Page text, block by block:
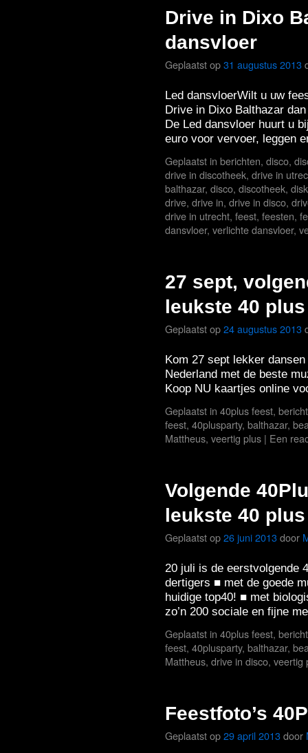
Drive in Dixo
dansvloer
Geplaatst op31 augustus 2013
Led dansvloerWilt u uw
Drive in Dixo Balthazar
De Led dansvloer huurt u
euro voor vervoer, leggen
Geplaatst in berichten, disco,
drive in discotheek, drive in
balthazar, disco, discotheek,
drive, drive in, drive in disco,
drive in utrecht, feest, feesten,
dansvloer, verlichte dansvloer,
27 sept,
leukste 40
Geplaatst op24 augustus 2013
Kom 27 sept lekker
Nederland met de beste
Koop NU kaartjes online
Geplaatst in 40plus feest,
feest, 40plusparty, balthazar,
Mattheus, veertig plus | Een
Volgende
leukste 40
Geplaatst op26 juni 2013door
20 juli is de eerstvolgende
dertigers ■ met de goede
huidige top40! ■ met
zo’n 200 sociale en fijne
Geplaatst in 40plus feest,
feest, 40plusparty, balthazar,
Mattheus, drive in disco, veertig
Feestfoto’s
Geplaatst op29 april 2013door